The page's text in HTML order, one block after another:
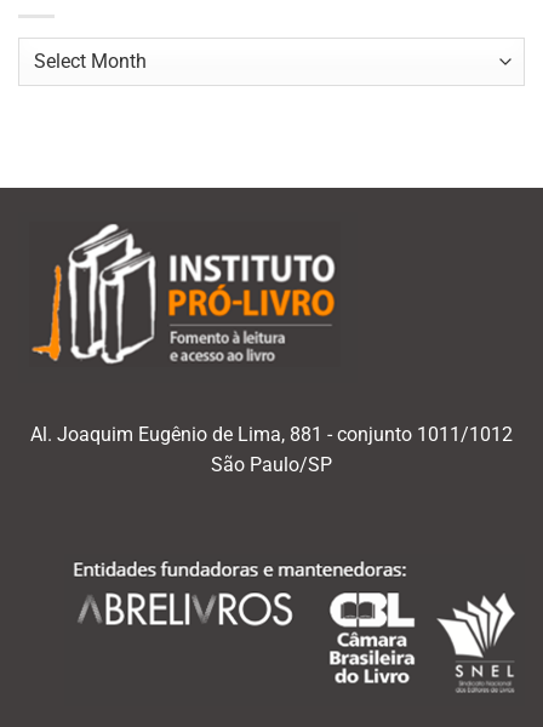
Navegar
Al. Joaquim Eugênio de Lima, 881 - conjunto 1011/1012
São Paulo/SP